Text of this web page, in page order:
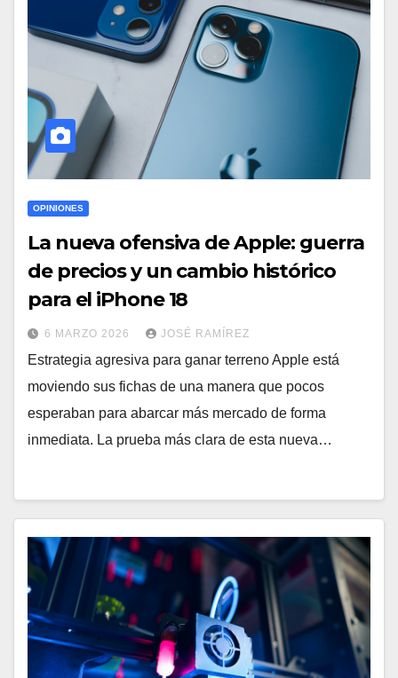
OPINIONES
La nueva ofensiva de Apple: guerra
de precios y un cambio histórico
para el iPhone 18
6 MARZO 2026 JOSÉ RAMÍREZ
Estrategia agresiva para ganar terreno Apple está
moviendo sus fichas de una manera que pocos
esperaban para abarcar más mercado de forma
inmediata. La prueba más clara de esta nueva…